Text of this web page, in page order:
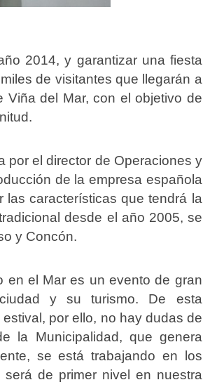
2014, y garantizar una fiesta
de visitantes que llegarán a
Viña del Mar, con el objetivo de
por el director de Operaciones y
de la empresa española
las características que tendrá la
desde el año 2005, se
y Concón.
en el Mar es un evento de gran
y su turismo. De esta
por ello, no hay dudas de
la Municipalidad, que genera
se está trabajando en los
de primer nivel en nuestra